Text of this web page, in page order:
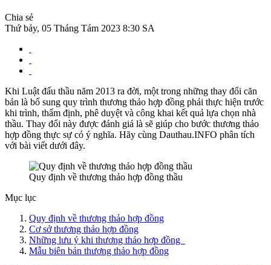
Chia sẻ
Thứ bảy, 05 Tháng Tám 2023 8:30 SA
Khi Luật đấu thầu năm 2013 ra đời, một trong những thay đổi căn
bản là bổ sung quy trình thương thảo hợp đồng phải thực hiện trước
khi trình, thẩm định, phê duyệt và công khai kết quả lựa chọn nhà
thầu. Thay đổi này được đánh giá là sẽ giúp cho bước thương thảo
hợp đồng thực sự có ý nghĩa. Hãy cùng Dauthau.INFO phân tích
với bài viết dưới đây.
Quy định về thương thảo hợp đồng thầu
Mục lục
Quy định về thương thảo hợp đồng
Cơ sở thương thảo hợp đồng
Những lưu ý khi thương thảo hợp đồng
Mẫu biên bản thương thảo hợp đồng